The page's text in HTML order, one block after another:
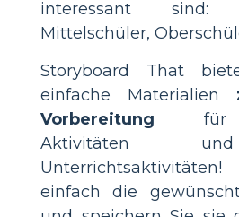
interessant sind:
Mittelschüler,
Storyboard That
einfache Materialien
Vorbereitung für
Aktivitäten
einfach die